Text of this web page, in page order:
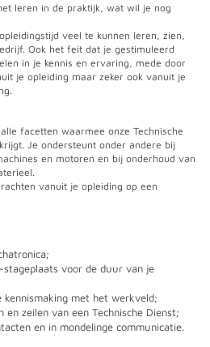
leren in de praktijk, wat wil je nog
veel te kunnen leren, zien,
Ook het feit dat je gestimuleerd
in je kennis en ervaring, mede door
je opleiding maar zeker ook vanuit je
facetten waarmee onze Technische
Je ondersteunt onder andere bij
en motoren en bij onderhoud van
vanuit je opleiding op een
voor de duur van je
kennismaking met het werkveld;
zeilen van een Technische Dienst;
en in mondelinge communicatie.